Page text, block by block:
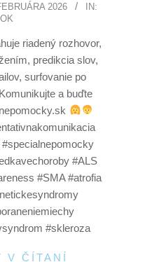
2026
IN:
riadený rozhovor,
predikcia slov,
surfovanie po
Komunikujte a buďte
#ALS
#SMA #atrofia
#skleroza
V ČÍTANÍ